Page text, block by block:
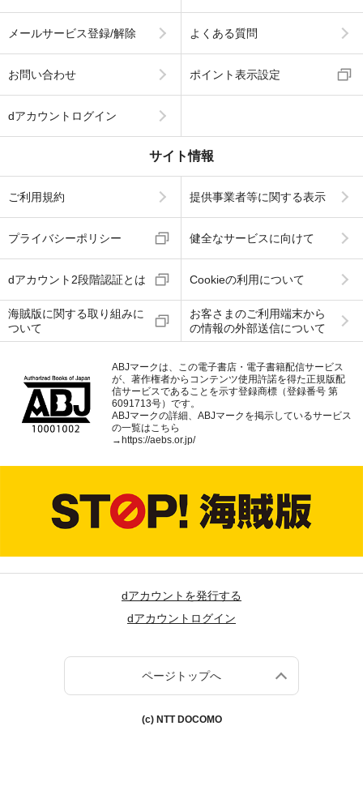
メールサービス登録/解除 よくある質問
お問い合わせ ポイント表示設定
dアカウントログイン
サイト情報
ご利用規約 提供事業者等に関する表示
プライバシーポリシー 健全なサービスに向けて
dアカウント2段階認証とは Cookieの利用について
海賊版に関する取り組みに
ついて
お客さまのご利用端末から
の情報の外部送信について
ABJマークは、この電子書店・電子書籍配信サービス
が、著作権者からコンテンツ使用許諾を得た正規版配
信サービスであることを示す登録商標（登録番号 第
6091713号）です。
ABJマークの詳細、ABJマークを掲示しているサービス
の一覧はこちら
→ https://aebs.or.jp/
dアカウントを発行する
dアカウントログイン
ページトップへ
(c) NTT DOCOMO